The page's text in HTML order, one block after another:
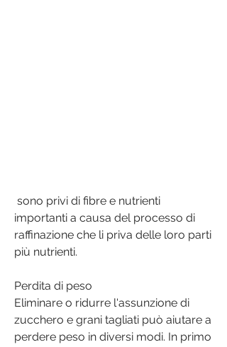
importanti a causa del processo di
raffinazione che li priva delle loro parti
più nutrienti.
Perdita di peso
Eliminare o ridurre l'assunzione di
zucchero e grani tagliati può aiutare a
perdere peso in diversi modi. In primo